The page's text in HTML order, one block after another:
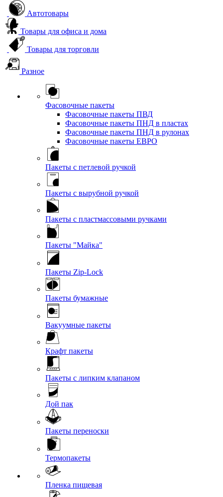
Автотовары
Товары для офиса и дома
Товары для торговли
Разное
Фасовочные пакеты
Фасовочные пакеты ПВД
Фасовочные пакеты ПНД в пластах
Фасовочные пакеты ПНД в рулонах
Фасовочные пакеты ЕВРО
Пакеты с петлевой ручкой
Пакеты с вырубной ручкой
Пакеты с пластмассовыми ручками
Пакеты "Майка"
Пакеты Zip-Lock
Пакеты бумажные
Вакуумные пакеты
Крафт пакеты
Пакеты с липким клапаном
Дой пак
Пакеты переноски
Термопакеты
Пленка пищевая